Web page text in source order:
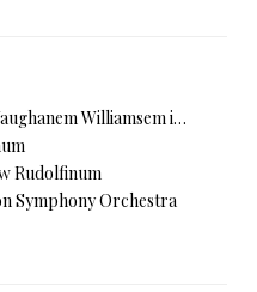
Williamsem i…
Rudolfinum
Symphony Orchestra